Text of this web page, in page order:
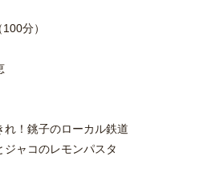
分）
！銚子のローカル鉄道
ャコのレモンパスタ